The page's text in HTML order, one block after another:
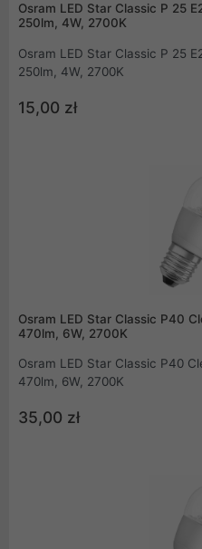
Osram LED Star Classic P 25
250lm, 4W, 2700K
Osram LED Star Classic P 25
250lm, 4W, 2700K
15,00 zł
Osram LED Star Classic P40
470lm, 6W, 2700K
Osram LED Star Classic P40
470lm, 6W, 2700K
35,00 zł